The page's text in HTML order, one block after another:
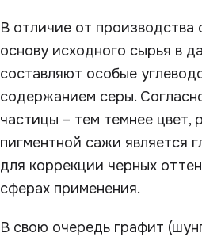
В отличие от производства
основу исходного сырья в
составляют особые
содержанием серы.
частицы – тем темнее цвет,
пигментной сажи является
для коррекции черных
сферах применения.
В свою очередь графит